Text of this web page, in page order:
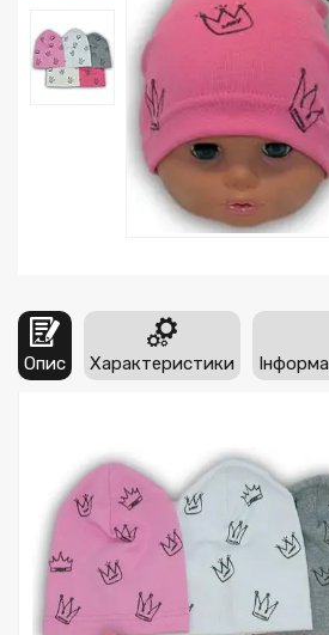
Опис Характеристики